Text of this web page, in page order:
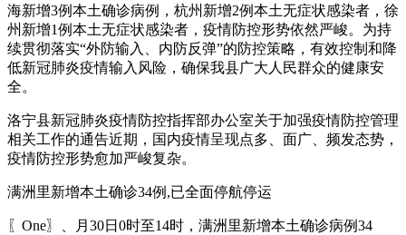
海新增3例本土确诊病例，杭州新增2例本土无症状感染者，徐
州新增1例本土无症状感染者，疫情防控形势依然严峻。为持
续贯彻落实“外防输入、内防反弹”的防控策略，有效控制和降
低新冠肺炎疫情输入风险，确保我县广大人民群众的健康安
全。
洛宁县新冠肺炎疫情防控指挥部办公室关于加强疫情防控管理
相关工作的通告近期，国内疫情呈现点多、面广、频发态势，
疫情防控形势愈加严峻复杂。
满洲里新增本土确诊34例,已全面停航停运
〖One〗、月30日0时至14时，满洲里新增本土确诊病例34